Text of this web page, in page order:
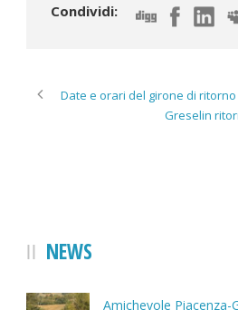
Condividi:
Date e orari del girone di ritorno
Greselin
NEWS
Amichevole Piacenza-